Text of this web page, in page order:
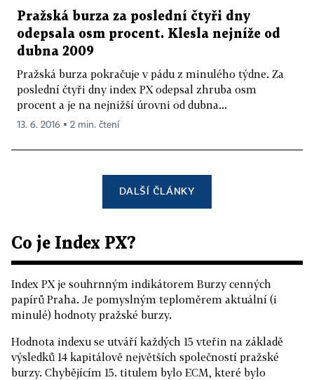
Pražská burza za poslední čtyři dny
odepsala osm procent. Klesla nejníže od
dubna 2009
Pražská burza pokračuje v pádu z minulého týdne. Za
poslední čtyři dny index PX odepsal zhruba osm
procent a je na nejnižší úrovni od dubna...
13. 6. 2016 ▪ 2 min. čtení
DALŠÍ ČLÁNKY
Co je Index PX?
Index PX je souhrnným indikátorem Burzy cenných
papírů Praha. Je pomyslným teploměrem aktuální (i
minulé) hodnoty pražské burzy.
Hodnota indexu se utváří každých 15 vteřin na základě
výsledků 14 kapitálově největších společností pražské
burzy. Chybějícím 15. titulem bylo ECM, které bylo